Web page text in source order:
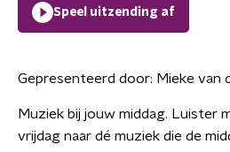
Speel uitzending af
Gepresenteerd door: Mieke van
Muziek bij jouw middag. Luister
vrijdag naar dé muziek die de